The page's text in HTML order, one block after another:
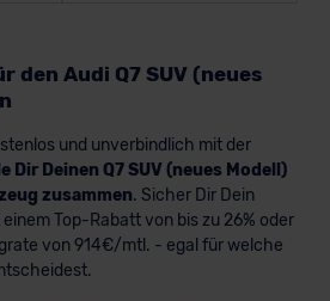
den Audi Q7 SUV (neues
und unverbindlich mit der
Dir Deinen Q7 SUV (neues Modell)
zusammen. Sicher Dir Dein
Top-Rabatt von bis zu 26% oder
von 914€/mtl. - egal für welche